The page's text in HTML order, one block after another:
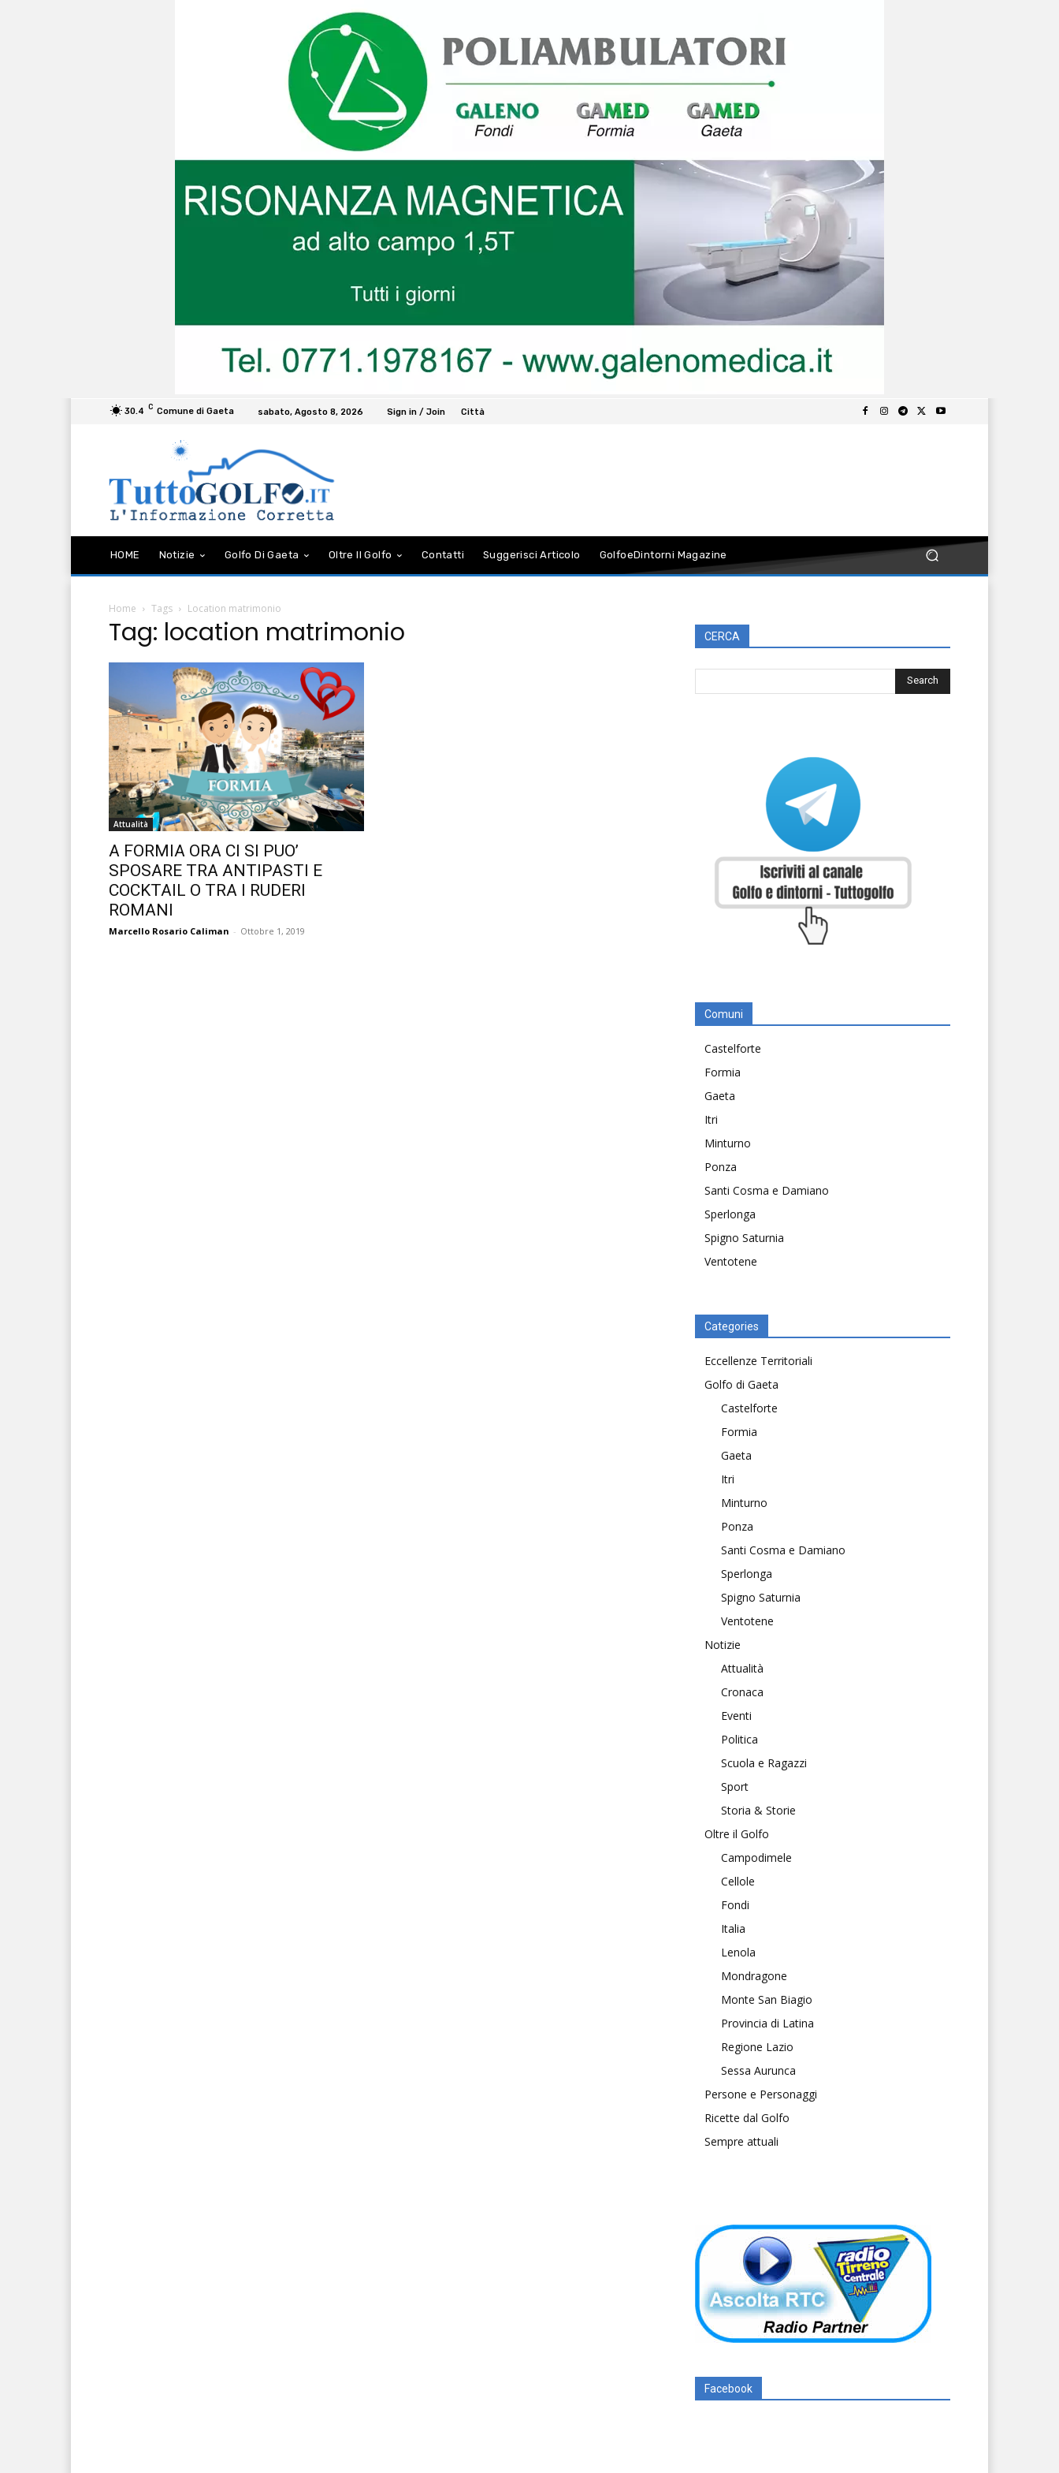
30.4 C Comune di Gaeta sabato, Agosto 8, 2026 Sign in / Join Città
HOME Notizie Golfo Di Gaeta Oltre Il Golfo Contatti Suggerisci Articolo GolfoeDintorni Magazine
Home Tags Location matrimonio
Tag: location matrimonio
Attualità
A FORMIA ORA CI SI PUO’
SPOSARE TRA ANTIPASTI E
COCKTAIL O TRA I RUDERI
ROMANI
Marcello Rosario Caliman - Ottobre 1, 2019
CERCA
Comuni
Castelforte
Formia
Gaeta
Itri
Minturno
Ponza
Santi Cosma e Damiano
Sperlonga
Spigno Saturnia
Ventotene
Categories
Eccellenze Territoriali
Golfo di Gaeta
Castelforte
Formia
Gaeta
Itri
Minturno
Ponza
Santi Cosma e Damiano
Sperlonga
Spigno Saturnia
Ventotene
Notizie
Attualità
Cronaca
Eventi
Politica
Scuola e Ragazzi
Sport
Storia & Storie
Oltre il Golfo
Campodimele
Cellole
Fondi
Italia
Lenola
Mondragone
Monte San Biagio
Provincia di Latina
Regione Lazio
Sessa Aurunca
Persone e Personaggi
Ricette dal Golfo
Sempre attuali
Facebook